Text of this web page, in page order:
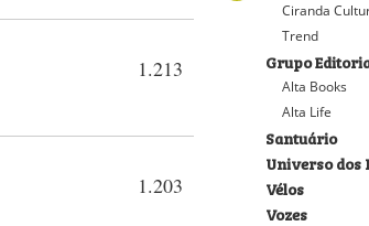
1.213
1.203
Ciranda
Trend
Grupo
Alta Books
Alta Life
Santuário
Universo dos
Vélos
Vozes